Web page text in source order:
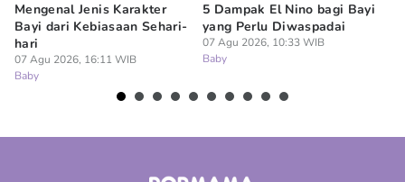
Mengenal Jenis Karakter
Bayi dari Kebiasaan Sehari-
hari
07 Agu 2026, 16:11 WIB
Baby
5 Dampak El Nino bagi Bayi
yang Perlu Diwaspadai
07 Agu 2026, 10:33 WIB
Baby